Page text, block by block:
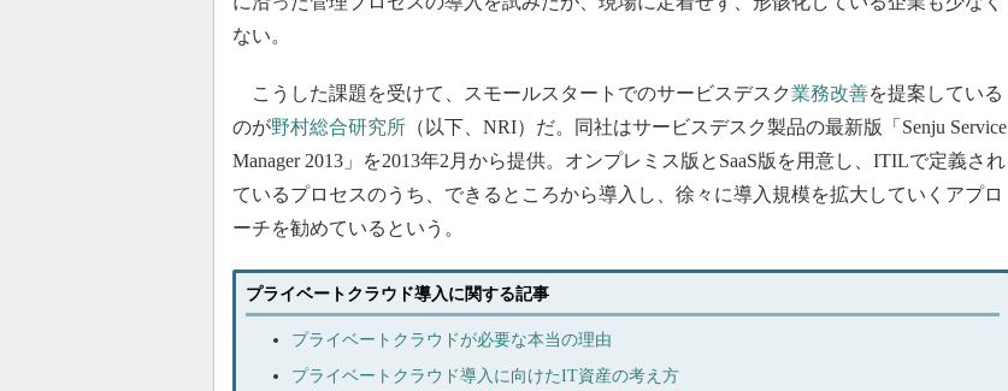
ない。
こうした課題を受けて、スモールスタートでのサービスデスク業務改善を提案している
のが野村総合研究所 （以下、NRI）だ。同社はサービスデスク製品の最新版「Senju Service
Manager 2013」を2013年2月から提供。オンプレミス版とSaaS版を用意し、ITILで定義され
ているプロセスのうち、できるところから導入し、徐々に導入規模を拡大していくアプロ
ーチを勧めているという。
プライベートクラウド導入に関する記事
プライベートクラウドが必要な本当の理由
プライベートクラウド導入に向けたIT資産の考え方